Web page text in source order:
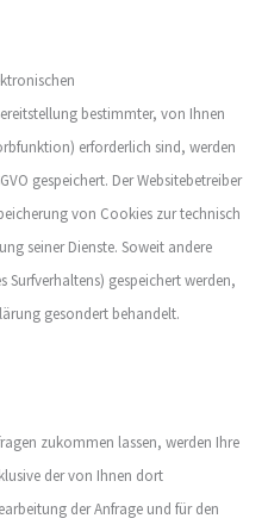
bestimmter, von Ihnen
erforderlich sind, werden
gespeichert. Der Websitebetreiber
von Cookies zur technisch
seiner Dienste. Soweit andere
Surfverhaltens) gespeichert werden,
gesondert behandelt.
zukommen lassen, werden Ihre
der von Ihnen dort
der Anfrage und für den